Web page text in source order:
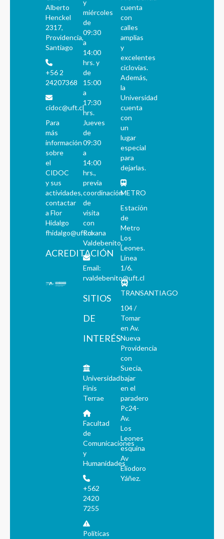
Alberto
Henckel
2317,
Providencia,
Santiago
+56 2
24207368
cidoc@uft.cl
Para
más
información
sobre
el
CIDOC
y sus
actividades,
contactar
a Flor
Hidalgo
fhidalgo@uft.cl
ACREDITACIÓN
y
miércoles
de
09:30
a
14:00
hrs. y
de
15:00
a
17:30
hrs.
Jueves
de
09:30
a
14:00
hrs.,
previa
coordinación
de
visita
con
Roxana
Valdebenito.
Email:
rvaldebenito@uft.cl
SITIOS
DE
INTERÉS
Universidad
Finis
Terrae
Facultad
de
Comunicaciones
y
Humanidades
+562
2420
7255
Políticas
cuenta
con
calles
amplias
y
excelentes
ciclovías.
Además,
la
Universidad
cuenta
con
un
lugar
especial
para
dejarlas.
METRO
Estación
de
Metro
Los
Leones.
Línea
1/6.
TRANSANTIAGO
104 /
Tomar
en Av.
Nueva
Providencia
con
Suecia,
bajar
en el
paradero
Pc24-
Av.
Los
Leones
esquina
Av
Eliodoro
Yáñez.